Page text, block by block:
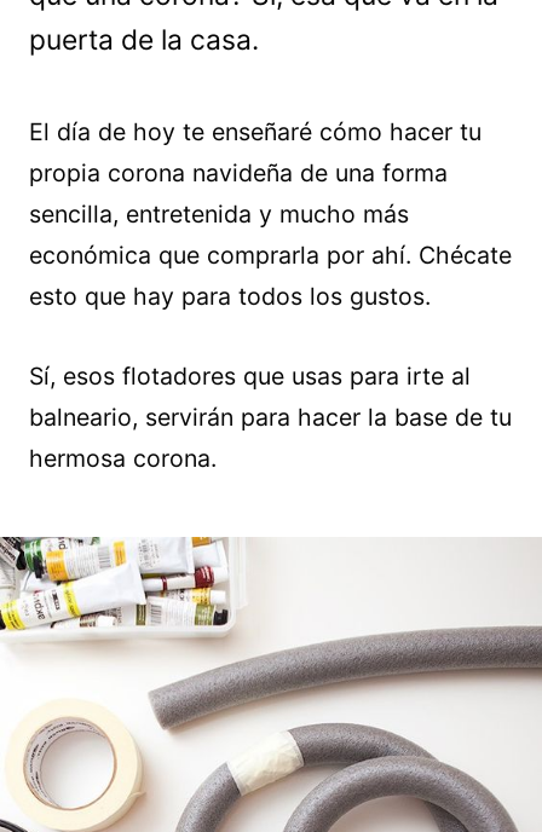
puerta de la casa.
El día de hoy te enseñaré cómo hacer tu
propia corona navideña de una forma
sencilla, entretenida y mucho más
económica que comprarla por ahí. Chécate
esto que hay para todos los gustos.
Sí, esos flotadores que usas para irte al
balneario, servirán para hacer la base de tu
hermosa corona.